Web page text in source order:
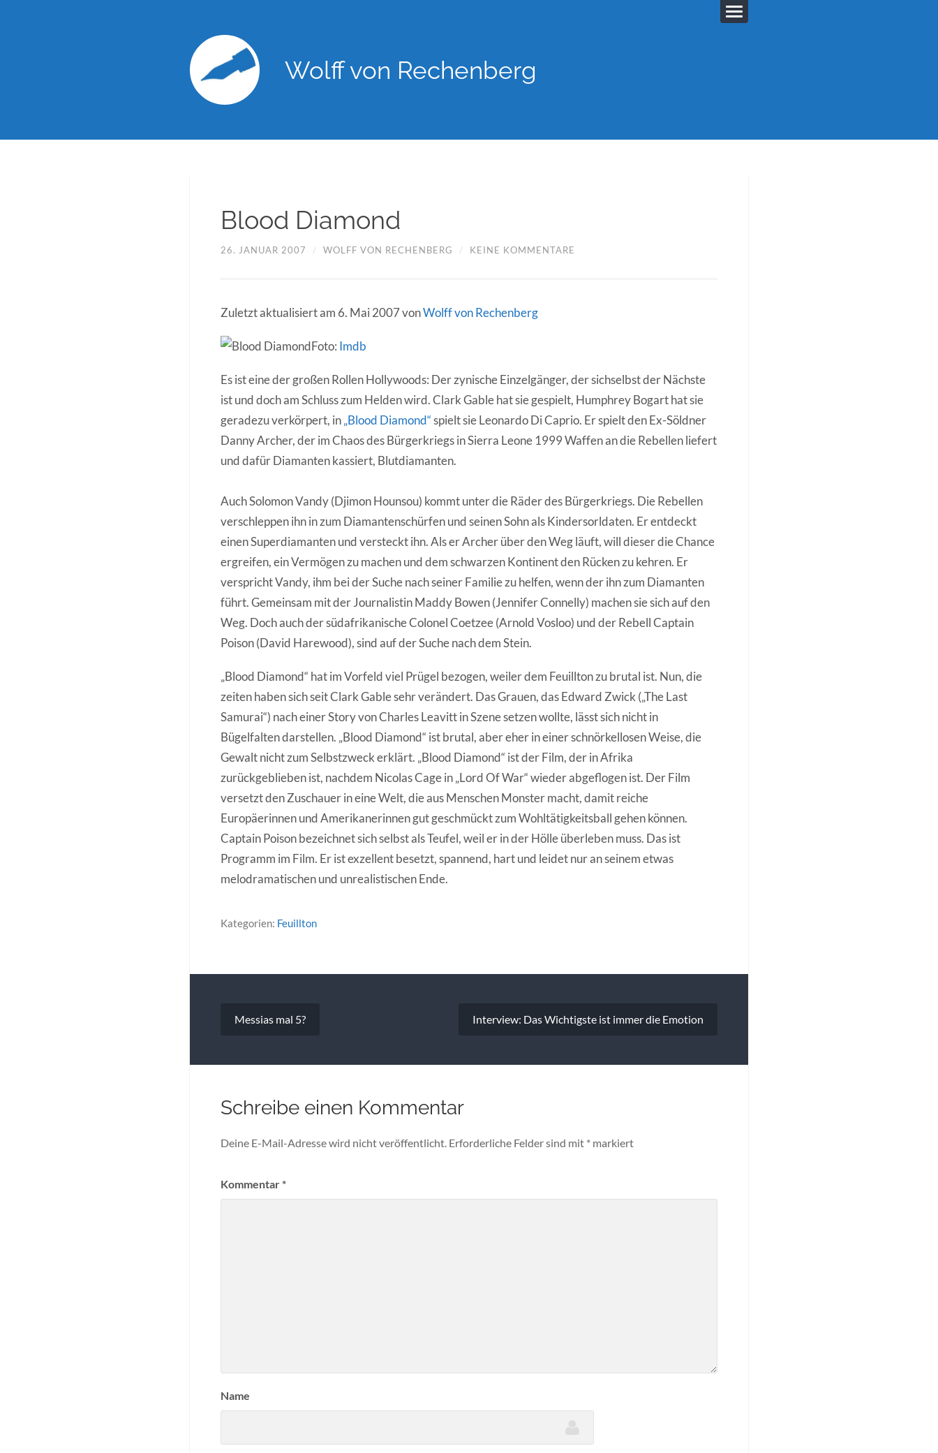
Wolff von Rechenberg
Blood Diamond
26. JANUAR 2007 / WOLFF VON RECHENBERG / KEINE KOMMENTARE
Zuletzt aktualisiert am 6. Mai 2007 vonWolff von Rechenberg
Foto: Imdb
Es ist eine der großen Rollen Hollywoods: Der zynische Einzelgänger, der sichselbst der Nächste
ist und doch am Schluss zum Helden wird. Clark Gable hat sie gespielt, Humphrey Bogart hat sie
geradezu verkörpert, in„Blood Diamond“spielt sie Leonardo Di Caprio. Er spielt den Ex-Söldner
Danny Archer, der im Chaos des Bürgerkriegs in Sierra Leone 1999 Waffen an die Rebellen liefert
und dafür Diamanten kassiert, Blutdiamanten.
Auch Solomon Vandy (Djimon Hounsou) kommt unter die Räder des Bürgerkriegs. Die Rebellen
verschleppen ihn in zum Diamantenschürfen und seinen Sohn als Kindersorldaten. Er entdeckt
einen Superdiamanten und versteckt ihn. Als er Archer über den Weg läuft, will dieser die Chance
ergreifen, ein Vermögen zu machen und dem schwarzen Kontinent den Rücken zu kehren. Er
verspricht Vandy, ihm bei der Suche nach seiner Familie zu helfen, wenn der ihn zum Diamanten
führt. Gemeinsam mit der Journalistin Maddy Bowen (Jennifer Connelly) machen sie sich auf den
Weg. Doch auch der südafrikanische Colonel Coetzee (Arnold Vosloo) und der Rebell Captain
Poison (David Harewood), sind auf der Suche nach dem Stein.
„Blood Diamond“ hat im Vorfeld viel Prügel bezogen, weiler dem Feuillton zu brutal ist. Nun, die
zeiten haben sich seit Clark Gable sehr verändert. Das Grauen, das Edward Zwick („The Last
Samurai“) nach einer Story von Charles Leavitt in Szene setzen wollte, lässt sich nicht in
Bügelfalten darstellen. „Blood Diamond“ ist brutal, aber eher in einer schnörkellosen Weise, die
Gewalt nicht zum Selbstzweck erklärt. „Blood Diamond“ ist der Film, der in Afrika
zurückgeblieben ist, nachdem Nicolas Cage in „Lord Of War“ wieder abgeflogen ist. Der Film
versetzt den Zuschauer in eine Welt, die aus Menschen Monster macht, damit reiche
Europäerinnen und Amerikanerinnen gut geschmückt zum Wohltätigkeitsball gehen können.
Captain Poison bezeichnet sich selbst als Teufel, weil er in der Hölle überleben muss. Das ist
Programm im Film. Er ist exzellent besetzt, spannend, hart und leidet nur an seinem etwas
melodramatischen und unrealistischen Ende.
Kategorien: Feuillton
Messias mal 5? Interview: Das Wichtigste ist immer die Emotion
Schreibe einen Kommentar
Deine E-Mail-Adresse wird nicht veröffentlicht. Erforderliche Felder sind mit * markiert
Kommentar*
Name